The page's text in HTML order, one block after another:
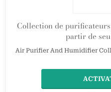
Collection de
partir de
Air Purifier And Humidifier